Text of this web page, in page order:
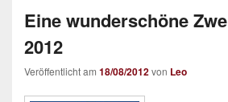
Eine wunderschöne
2012
Veröffentlicht am 18/08/2012von Leo